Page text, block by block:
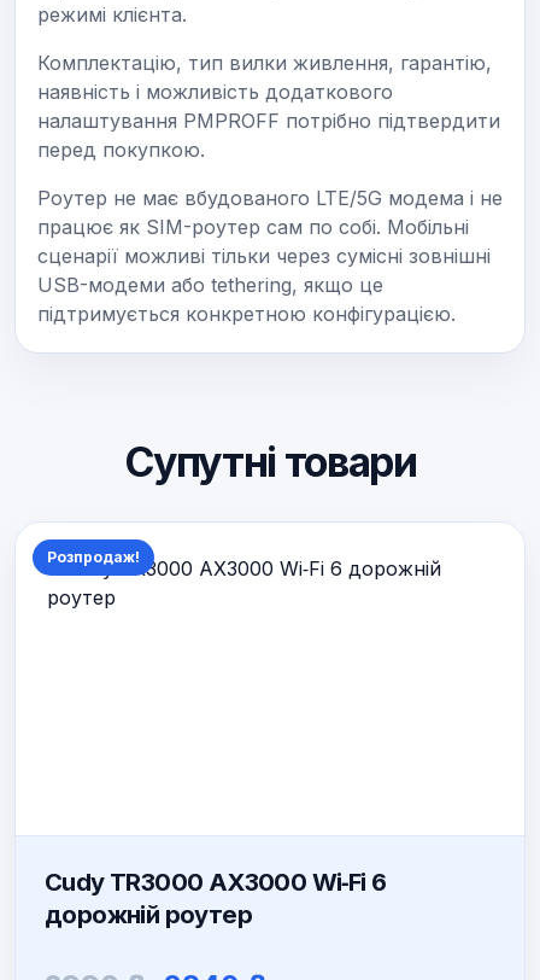
режимі клієнта.
Комплектацію, тип вилки живлення, гарантію,
наявність і можливість додаткового
налаштування PMPROFF потрібно підтвердити
перед покупкою.
Роутер не має вбудованого LTE/5G модема і не
працює як SIM-роутер сам по собі. Мобільні
сценарії можливі тільки через сумісні зовнішні
USB-модеми або tethering, якщо це
підтримується конкретною конфігурацією.
Супутні товари
Розпродаж!
Cudy TR3000 AX3000 Wi‑Fi 6
дорожній роутер